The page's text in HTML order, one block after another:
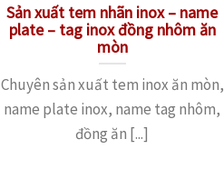
Sản xuất tem nhãn inox – name
plate – tag inox đồng nhôm ăn
mòn
Chuyên sản xuất tem inox ăn mòn,
name plate inox, name tag nhôm,
đồng ăn [...]